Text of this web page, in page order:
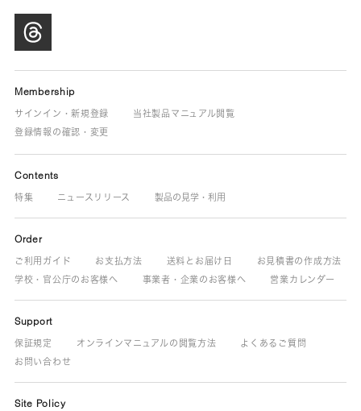
Membership
サインイン・新規登録
当社製品マニュアル閲覧
登録情報の確認・変更
Contents
特集 ニュースリリース 製品の見学・利用
Order
ご利用ガイド お支払方法 送料とお届け日
お見積書の作成方法
学校・官公庁のお客様へ
事業者・企業のお客様へ 営業カレンダー
Support
保証規定 オンラインマニュアルの閲覧方法
よくあるご質問
お問い合わせ
Site Policy